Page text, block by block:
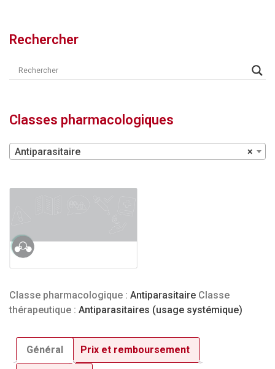
Classe pharmacologique : Antiparasitaire Classe
thérapeutique : Antiparasitaires (usage systémique)
Général Prix et remboursement
Rechercher
Classes pharmacologiques
×
Antiparasitaire